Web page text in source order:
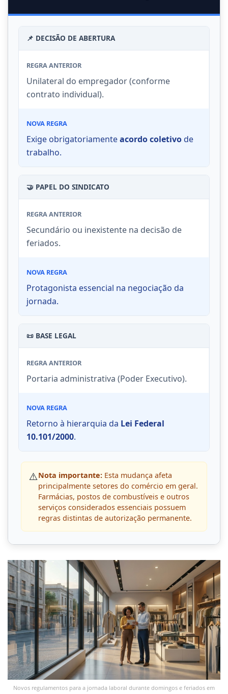
📌 DECISÃO DE ABERTURA
REGRA ANTERIOR
Unilateral do empregador (conforme
contrato individual).
NOVA REGRA
Exige obrigatoriamenteacordo coletivode
trabalho.
🤝 PAPEL DO SINDICATO
REGRA ANTERIOR
Secundário ou inexistente na decisão de
feriados.
NOVA REGRA
Protagonista essencial na negociação da
jornada.
📜 BASE LEGAL
REGRA ANTERIOR
Portaria administrativa (Poder Executivo).
NOVA REGRA
Retorno à hierarquia da Lei Federal
10.101/2000.
⚠️Nota importante: Esta mudança afeta
principalmente setores do comércio em geral.
Farmácias, postos de combustíveis e outros
serviços considerados essenciais possuem
regras distintas de autorização permanente.
Novos regulamentos para a jornada laboral durante domingos e feriados em